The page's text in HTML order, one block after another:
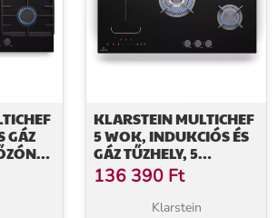
GÁZ
KLARSTEIN MULTICHEF
5 WOK, INDUKCIÓS ÉS
GÁZ TŰZHELY, 5
FŐZŐZÓNA, 3 GÁZÉGŐ,
2 INDUKCIÓS FŐZŐLAP,
FLEXZONE
136 390 Ft
Klarstein